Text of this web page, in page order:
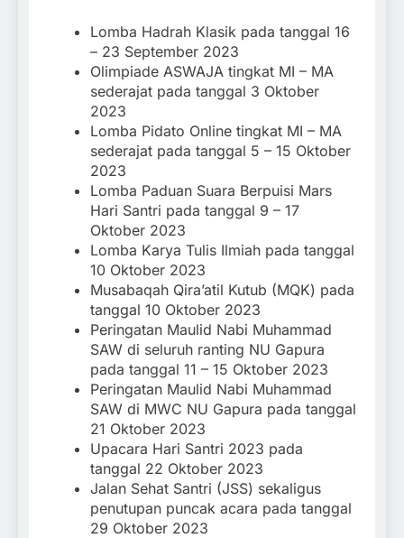
Lomba Hadrah Klasik pada tanggal 16
– 23 September 2023
Olimpiade ASWAJA tingkat MI – MA
sederajat pada tanggal 3 Oktober
2023
Lomba Pidato Online tingkat MI – MA
sederajat pada tanggal 5 – 15 Oktober
2023
Lomba Paduan Suara Berpuisi Mars
Hari Santri pada tanggal 9 – 17
Oktober 2023
Lomba Karya Tulis Ilmiah pada tanggal
10 Oktober 2023
Musabaqah Qira’atil Kutub (MQK) pada
tanggal 10 Oktober 2023
Peringatan Maulid Nabi Muhammad
SAW di seluruh ranting NU Gapura
pada tanggal 11 – 15 Oktober 2023
Peringatan Maulid Nabi Muhammad
SAW di MWC NU Gapura pada tanggal
21 Oktober 2023
Upacara Hari Santri 2023 pada
tanggal 22 Oktober 2023
Jalan Sehat Santri (JSS) sekaligus
penutupan puncak acara pada tanggal
29 Oktober 2023